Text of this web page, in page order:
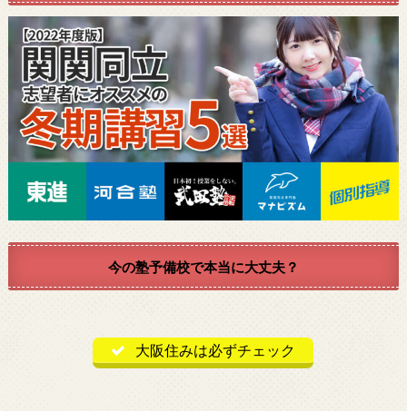
今の塾予備校で本当に大丈夫？
大阪住みは必ずチェック